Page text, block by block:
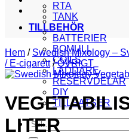
RTA
TANK
TILLBEHÖR
BATTERIER
BOMULL
COILS
LADDARE
RESERVDELAR
DIY
TILLSATSER
Sök
efter:
Hem / Swedish Mixology –
/ E-cigarett / ÖVRIGT
LITER